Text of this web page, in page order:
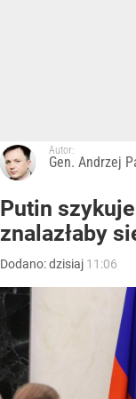
Autor:
Gen. Andrzej
Putin
znalazłaby
Dodano:dzisiaj 11:06